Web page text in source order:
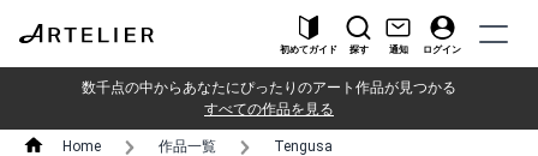
初めてガイド 探す 通知 ログイン
数千点の中からあなたにぴったりのアート作品が見つかる
すべての作品を見る
Home 作品一覧 Tengusa